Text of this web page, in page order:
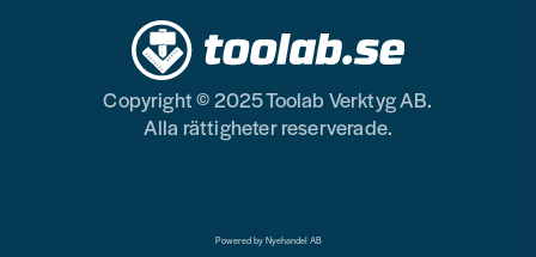
Copyright © 2025 Toolab Verktyg AB.
Alla rättigheter reserverade.
Powered by Nyehandel AB